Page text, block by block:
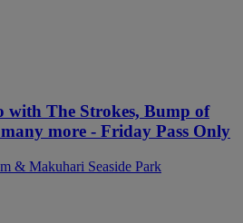
with The Strokes, Bump of
more - Friday Pass Only
& Makuhari Seaside Park